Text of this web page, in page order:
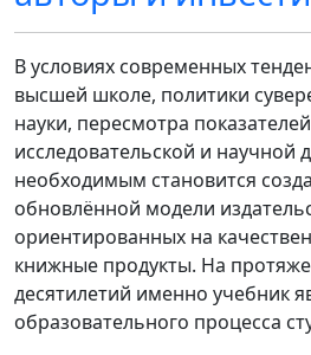
В условиях современных
высшей школе, политики
науки, пересмотра
исследовательской и научной
необходимым становится
обновлённой модели
ориентированных на
книжные продукты. На
десятилетий именно учебник
образовательного процесса